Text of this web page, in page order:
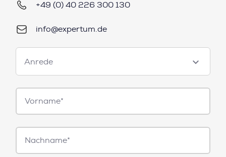
+49 (0) 40 226 300 130
info@expertum.de
Anrede
Anrede
Vorname*
Nachname*